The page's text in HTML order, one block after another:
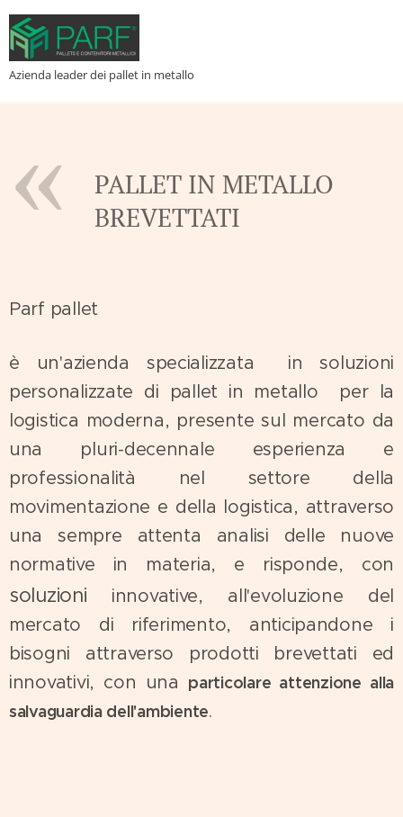
Azienda leader dei pallet in metallo
PALLET IN METALLO
BREVETTATI
Parf pallet
è un'azienda specializzata in soluzioni
personalizzate di pallet in metallo per la
logistica moderna, presente sul mercato da
una pluri-decennale esperienza e
professionalità nel settore della
movimentazione e della logistica, attraverso
una sempre attenta analisi delle nuove
normative in materia, e risponde, con
soluzioni innovative, all'evoluzione del
mercato di riferimento, anticipandone i
bisogni attraverso prodotti brevettati ed
innovativi, con una particolare attenzione alla
salvaguardia dell'ambiente.